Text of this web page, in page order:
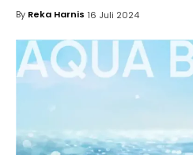
By Reka Harnis 16 Juli 2024